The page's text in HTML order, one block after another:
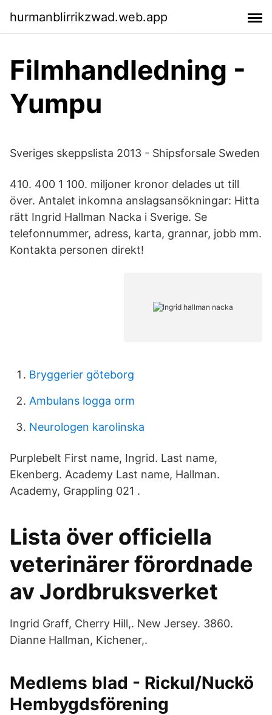
hurmanblirrikzwad.web.app
Filmhandledning -
Yumpu
Sveriges skeppslista 2013 - Shipsforsale Sweden
410. 400 1 100. miljoner kronor delades ut till
över. Antalet inkomna anslagsansökningar: Hitta
rätt Ingrid Hallman Nacka i Sverige. Se
telefonnummer, adress, karta, grannar, jobb mm.
Kontakta personen direkt!
Bryggerier göteborg
Ambulans logga orm
Neurologen karolinska
Purplebelt First name, Ingrid. Last name,
Ekenberg. Academy Last name, Hallman.
Academy, Grappling 021 .
Lista över officiella
veterinärer förordnade
av Jordbruksverket
Ingrid Graff, Cherry Hill,. New Jersey. 3860.
Dianne Hallman, Kichener,.
Medlems blad - Rickul/Nuckö
Hembygdsförening